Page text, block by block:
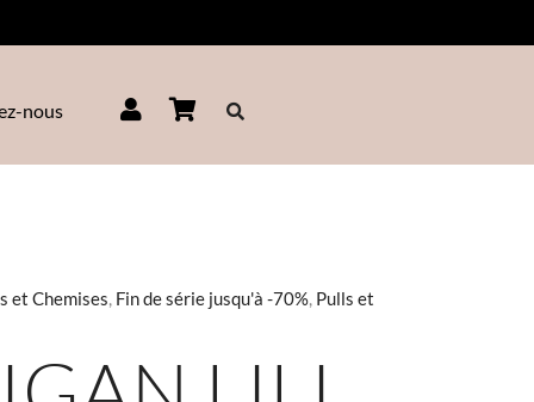
nous
et Chemises, Fin de série jusqu'à -70%, Pulls et